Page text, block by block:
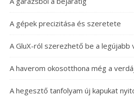
A gépek precizitása és szeretete
A GluX-ról szerezhető be a legújabb
A haverom okosotthona még a
A hegesztő tanfolyam új kapukat